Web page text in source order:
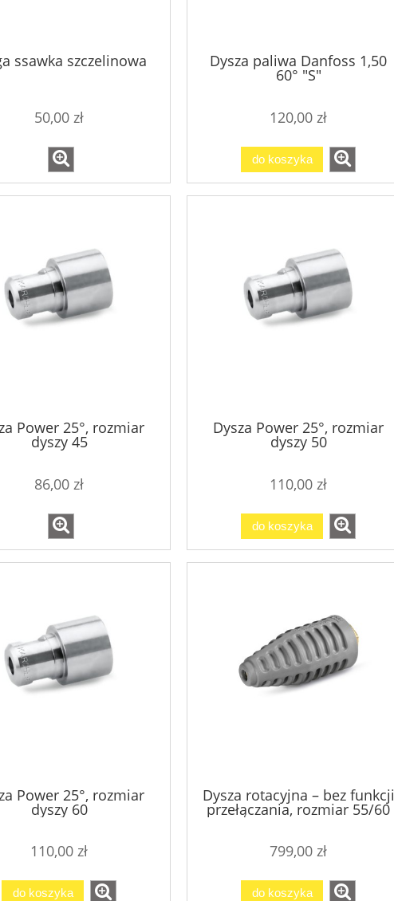
ssawka szczelinowa
50,00 zł
Dysza paliwa Danfoss 1,50
60° "S"
120,00 zł
do koszyka
Power 25°, rozmiar
dyszy 45
86,00 zł
Dysza Power 25°, rozmiar
dyszy 50
110,00 zł
do koszyka
Power 25°, rozmiar
dyszy 60
110,00 zł
do koszyka
Dysza rotacyjna – bez funkcji
przełączania, rozmiar 55/60
799,00 zł
do koszyka